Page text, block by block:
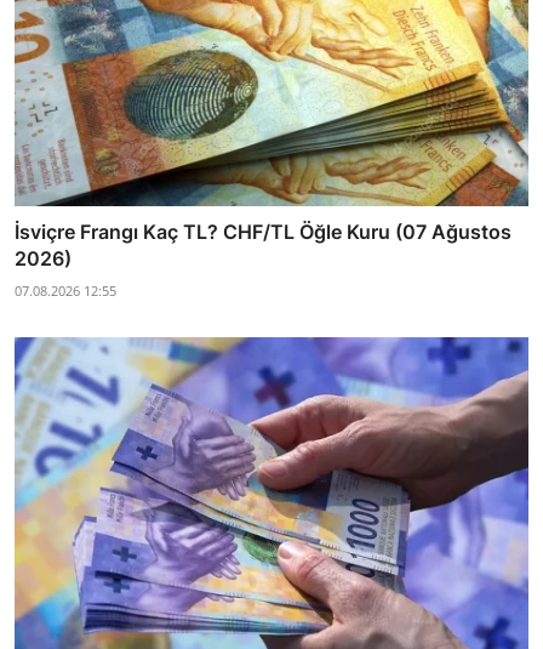
İsviçre Frangı Kaç TL? CHF/TL Öğle Kuru (07 Ağustos
2026)
07.08.2026 12:55